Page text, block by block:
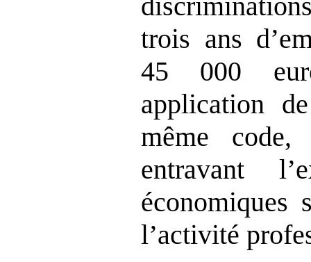
trois ans
45 000
application
même code,
entravant
économiques
l’activité